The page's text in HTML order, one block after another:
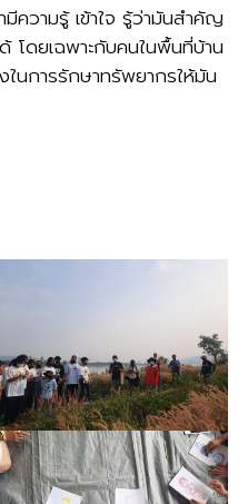
มีความรู้ เข้าใจ รู้ว่ามันสำคัญ
โดยเฉพาะกับคนในพื้นที่บ้าน
ในการรักษาทรัพยากรให้มัน